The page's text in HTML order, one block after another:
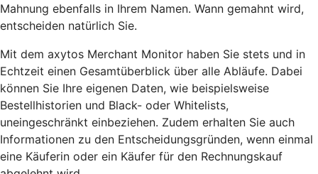
Mahnung ebenfalls in Ihrem Namen. Wann gemahnt wird,
entscheiden natürlich Sie.
Mit dem axytos Merchant Monitor haben Sie stets und in
Echtzeit einen Gesamtüberblick über alle Abläufe. Dabei
können Sie Ihre eigenen Daten, wie beispielsweise
Bestellhistorien und Black- oder Whitelists,
uneingeschränkt einbeziehen. Zudem erhalten Sie auch
Informationen zu den Entscheidungsgründen, wenn einmal
eine Käuferin oder ein Käufer für den Rechnungskauf